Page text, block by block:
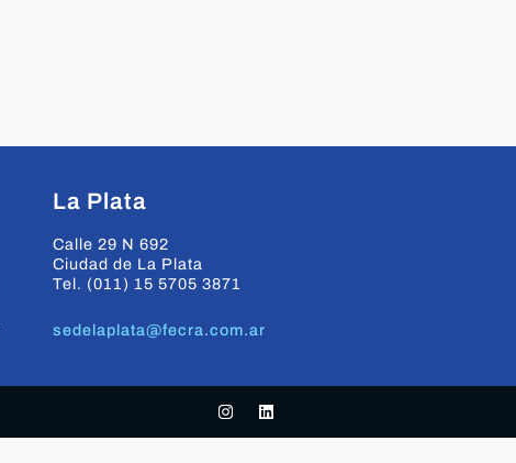
La Plata
Calle 29 N 692
Ciudad de La Plata
Tel. (011) 15 5705 3871
sedelaplata@fecra.com.ar